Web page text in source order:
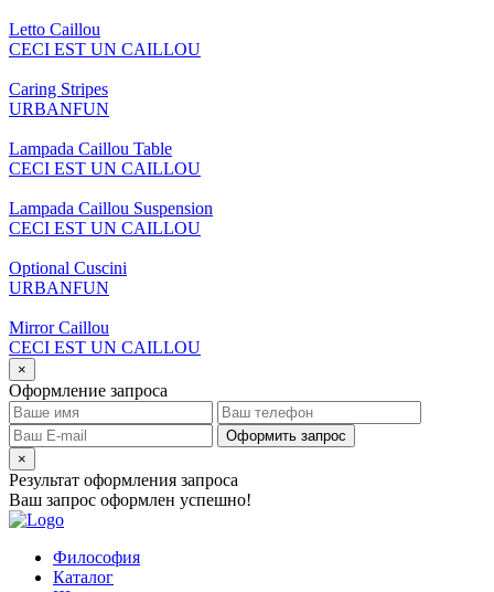
Letto Caillou
CECI EST UN CAILLOU
Caring Stripes
URBANFUN
Lampada Caillou Table
CECI EST UN CAILLOU
Lampada Caillou Suspension
CECI EST UN CAILLOU
Optional Cuscini
URBANFUN
Mirror Caillou
CECI EST UN CAILLOU
×
Оформление запроса
Оформить запрос
×
Результат оформления запроса
Ваш запрос оформлен успешно!
Философия
Каталог